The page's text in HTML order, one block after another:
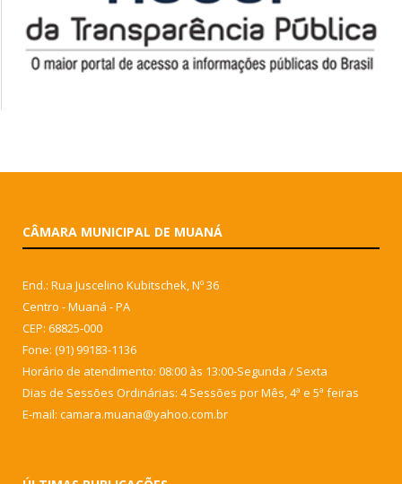
CÂMARA MUNICIPAL DE MUANÁ
End.: Rua Juscelino Kubitschek, Nº 36
Centro - Muaná - PA
CEP: 68825-000
Fone: (91) 99183-1136
Horário de atendimento: 08:00 às 13:00-Segunda / Sexta
Dias de Sessões Ordinárias: 4 Sessões por Mês, 4ª e 5ª feiras
E-mail: camara.muana@yahoo.com.br